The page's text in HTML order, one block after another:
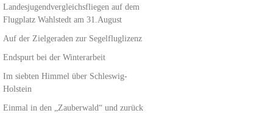
Landesjugendvergleichsfliegen auf dem
Flugplatz Wahlstedt am 31.August
Auf der Zielgeraden zur Segelfluglizenz
Endspurt bei der Winterarbeit
Im siebten Himmel über Schleswig-
Holstein
Einmal in den „Zauberwald“ und zurück